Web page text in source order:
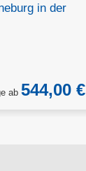
in der
ab 544,00 €